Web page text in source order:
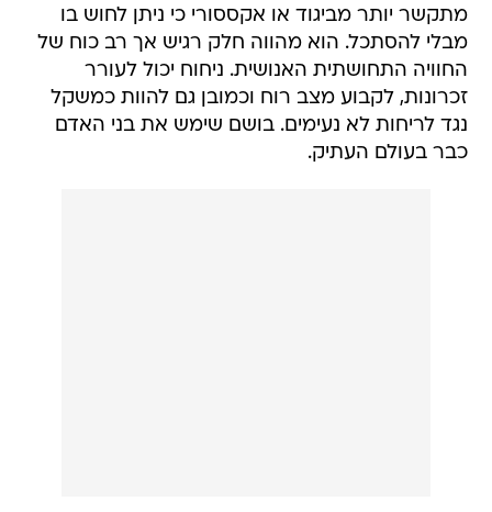
מתקשר יותר מביגוד או אקססורי כי ניתן לחוש בו
מבלי להסתכל. הוא מהווה חלק רגיש אך רב כוח של
החוויה התחושתית האנושית. ניחוח יכול לעורר
זכרונות, לקבוע מצב רוח וכמובן גם להוות כמשקל
נגד לריחות לא נעימים. בושם שימש את בני האדם
כבר בעולם העתיק.